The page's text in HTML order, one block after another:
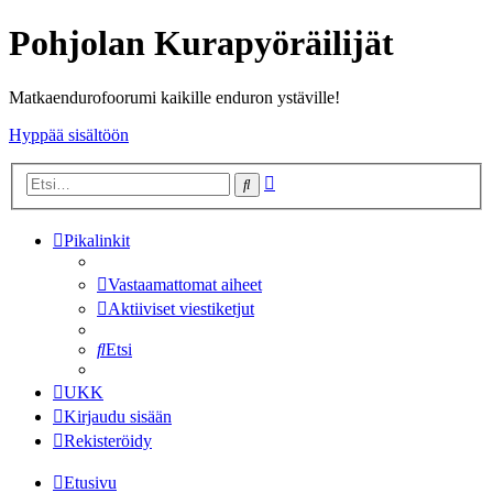
Pohjolan Kurapyöräilijät
Matkaendurofoorumi kaikille enduron ystäville!
Hyppää sisältöön
Etsi
Pikalinkit
Vastaamattomat aiheet
Aktiiviset viestiketjut
Etsi
UKK
Kirjaudu sisään
Rekisteröidy
Etusivu